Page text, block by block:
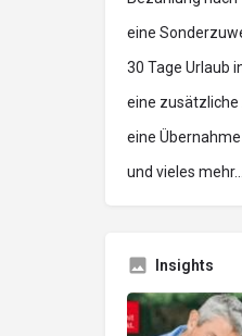
eine
30 Tage Urlaub
eine
eine
und vieles
Insights